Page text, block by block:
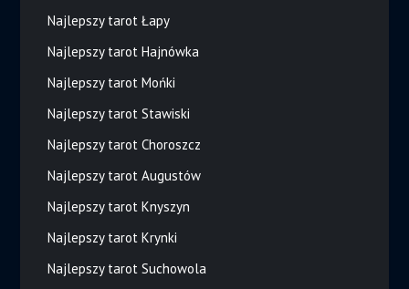
Najlepszy tarot Łapy
Najlepszy tarot Hajnówka
Najlepszy tarot Mońki
Najlepszy tarot Stawiski
Najlepszy tarot Choroszcz
Najlepszy tarot Augustów
Najlepszy tarot Knyszyn
Najlepszy tarot Krynki
Najlepszy tarot Suchowola